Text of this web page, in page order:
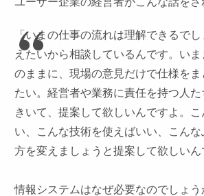
「いまの仕事の流れは理解できるで
えたいから相談しているんです。い
のままに、現場の意見だけで仕様を
たい。経営者や業務に責任を持つ人た
きいて、提案して欲しいんですよ。
い、こんな技術を使えばいい、こんな
方を変えましょうと提案して欲しいん
情報システムはなぜ必要なのでしょ